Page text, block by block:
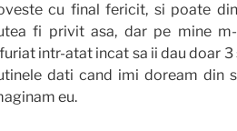
cu final fericit, si poate
fi privit asa, dar pe mine
intr-atat incat sa ii dau doar
dati cand imi doream din
eu.